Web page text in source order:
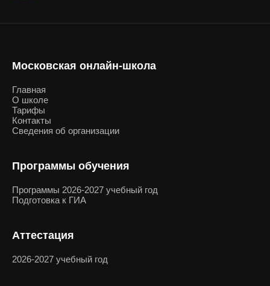
Московская онлайн-школа
Главная
О школе
Тарифы
Контакты
Сведения об организации
Программы обучения
Программы 2026-2027 учебный год
Подготовка к ГИА
Аттестация
2026-2027 учебный год